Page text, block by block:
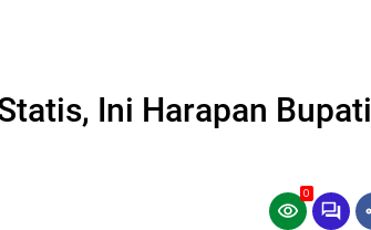
Ini Harapan Bupati
0